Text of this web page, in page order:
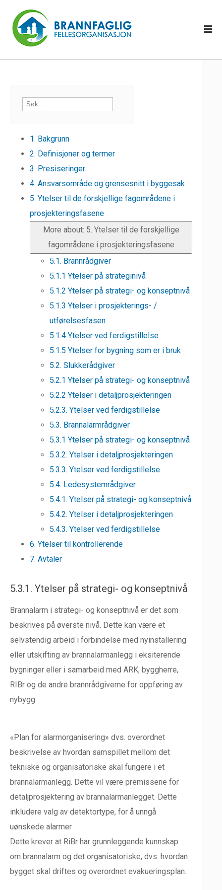
1. Bakgrunn
2. Definisjoner og termer
3. Presiseringer
4. Ansvarsområde og grensesnitt i byggesak
5. Ytelser til de forskjellige fagområdene i
prosjekteringsfasene
More about: 5. Ytelser til de forskjellige
fagområdene i prosjekteringsfasene
5.1. Brannrådgiver
5.1.1 Ytelser på strateginivå
5.1.2 Ytelser på strategi- og konseptnivå
5.1.3 Ytelser i prosjekterings- /
utførelsesfasen
5.1.4 Ytelser ved ferdigstillelse
5.1.5 Ytelser for bygning som er i bruk
5.2. Slukkerådgiver
5.2.1 Ytelser på strategi- og konseptnivå
5.2.2 Ytelser i detaljprosjekteringen
5.2.3. Ytelser ved ferdigstillelse
5.3. Brannalarmrådgiver
5.3.1 Ytelser på strategi- og konseptnivå
5.3.2. Ytelser i detaljprosjekteringen
5.3.3. Ytelser ved ferdigstillelse
5.4. Ledesystemrådgiver
5.4.1. Ytelser på strategi- og konseptnivå
5.4.2. Ytelser i detaljprosjekteringen
5.4.3. Ytelser ved ferdigstillelse
6. Ytelser til kontrollerende
7. Avtaler
5.3.1. Ytelser på strategi- og konseptnivå
Brannalarm i strategi- og konseptnivå er det som
beskrives på øverste nivå. Dette kan være et
selvstendig arbeid i forbindelse med nyinstallering
eller utskifting av brannalarmanlegg i eksiterende
bygninger eller i samarbeid med ARK, byggherre,
RIBr og de andre brannrådgiverne for oppføring av
nybygg.
«Plan for alarmorganisering» dvs. overordnet
beskrivelse av hvordan samspillet mellom det
tekniske og organisatoriske skal fungere i et
brannalarmanlegg. Dette vil være premissene for
detaljprosjektering av brannalarmanlegget. Dette
inkludere valg av detektortype, for å unngå
uønskede alarmer.
Dette krever at RiBr har grunnleggende kunnskap
om brannalarm og det organisatoriske, dvs. hvordan
bygget skal driftes og overordnet evakueringsplan.